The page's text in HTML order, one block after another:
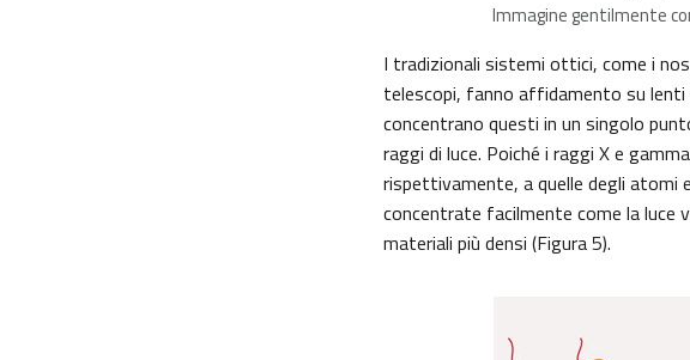
Immagine gentilmente
I tradizionali sistemi ottici, come i
telescopi, fanno affidamento su lenti
concentrano questi in un singolo
raggi di luce. Poiché i raggi X e
rispettivamente, a quelle degli atomi
concentrate facilmente come la luce
materiali più densi (Figura 5).